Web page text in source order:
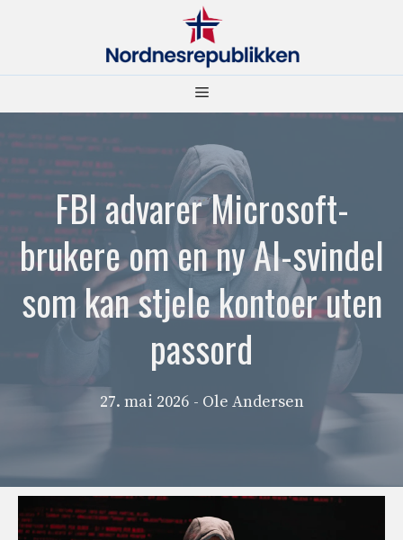
Meny
FBI advarer Microsoft-
brukere om en ny AI-svindel
som kan stjele kontoer uten
passord
27. mai 2026 - Ole Andersen